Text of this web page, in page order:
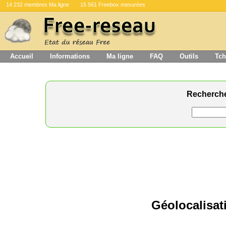
14 232 membres Ma ligne 15 561 Freebox mesurées
Accueil Informations Ma ligne FAQ Outils